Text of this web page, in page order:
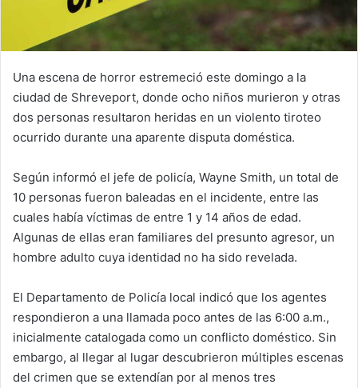
Una escena de horror estremeció este domingo a la
ciudad de Shreveport, donde ocho niños murieron y otras
dos personas resultaron heridas en un violento tiroteo
ocurrido durante una aparente disputa doméstica.
Según informó el jefe de policía, Wayne Smith, un total de
10 personas fueron baleadas en el incidente, entre las
cuales había víctimas de entre 1 y 14 años de edad.
Algunas de ellas eran familiares del presunto agresor, un
hombre adulto cuya identidad no ha sido revelada.
El Departamento de Policía local indicó que los agentes
respondieron a una llamada poco antes de las 6:00 a.m.,
inicialmente catalogada como un conflicto doméstico. Sin
embargo, al llegar al lugar descubrieron múltiples escenas
del crimen que se extendían por al menos tres